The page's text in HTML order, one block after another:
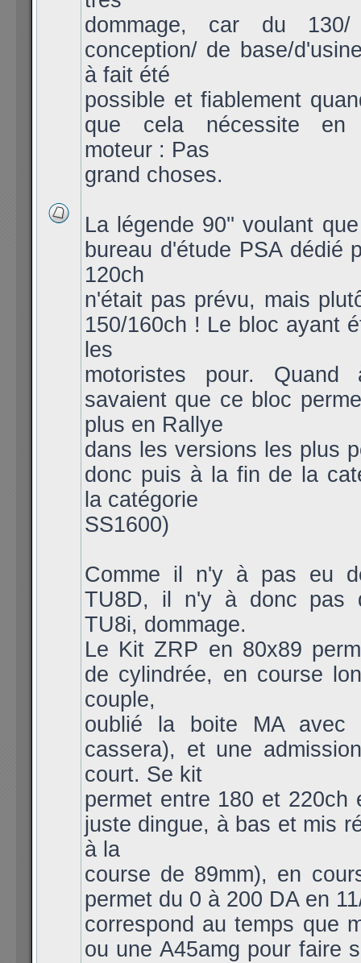
dommage, car du
conception/ de base/
à fait été
possible et fiablement
que cela nécessite en
moteur : Pas
grand choses.
La légende 90'' voulant
bureau d'étude PSA dédié
120ch
n'était pas prévu, mais
150/160ch ! Le bloc ayant
les
motoristes pour.
savaient que ce bloc
plus en Rallye
dans les versions les plus
donc puis à la fin de la
la catégorie
SS1600)
Comme il n'y à pas eu
TU8D, il n'y à donc pas
TU8i, dommage.
Le Kit ZRP en 80x89
de cylindrée, en course
couple,
oublié la boite MA
cassera), et une
court. Se kit
permet entre 180 et 220ch
juste dingue, à bas et mis
à la
course de 89mm), en
permet du 0 à 200 DA en
correspond au temps que
ou une A45amg pour faire